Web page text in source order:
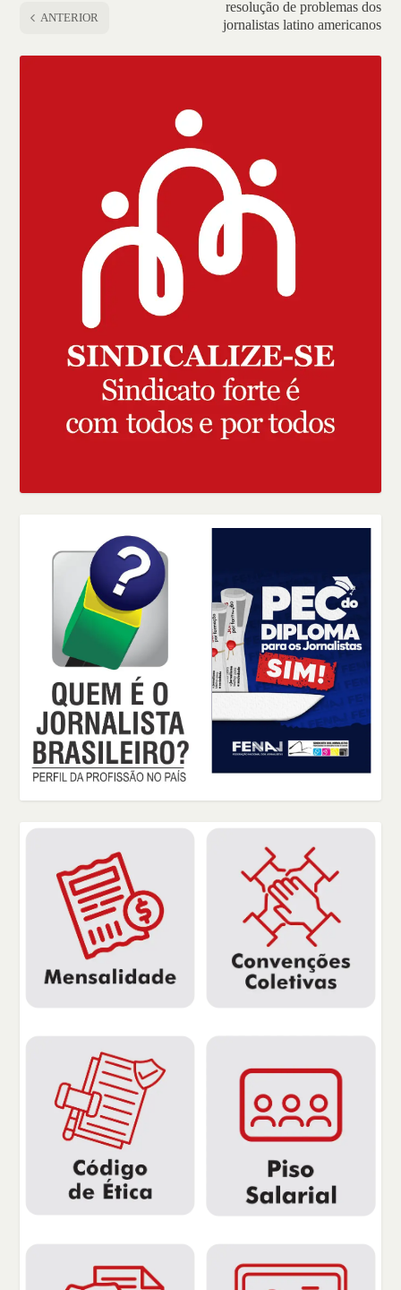
ANTERIOR
resolução de problemas dos
jornalistas latino americanos